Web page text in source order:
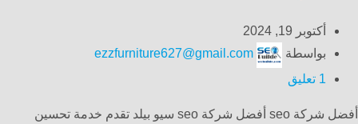
أكتوبر 19, 2024
بواسطة
ezzfurniture627@gmail.com
1 تعليق
أفضل شركة seo أفضل شركة seo سيو بيلد تقدم خدمة تحسين